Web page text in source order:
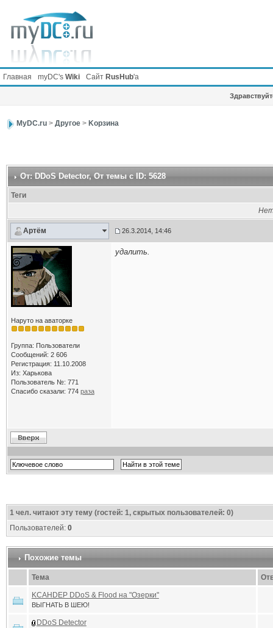
Главная myDC's Wiki Сайт RusHub'а
MyDC.ru> Другое> Kорзина
От: DDoS Detector, От темы с ID: 5628
Теги
Артём 26.3.2014, 14:46
Наруто на аваторке
Группа: Пользователи
Сообщений: 2 606
Регистрация: 11.10.2008
Из: Харькова
Пользователь №: 771
Спасибо сказали: 774 раза
удалить.
1чел. читают эту тему (гостей: 1, скрытых пользователей: 0)
Пользователей: 0
Похожие темы
Тема
KCAHDEP DDoS & Flood на "Озерки"
ВЫГНАТЬ В ШЕЮ!
DDoS Detector